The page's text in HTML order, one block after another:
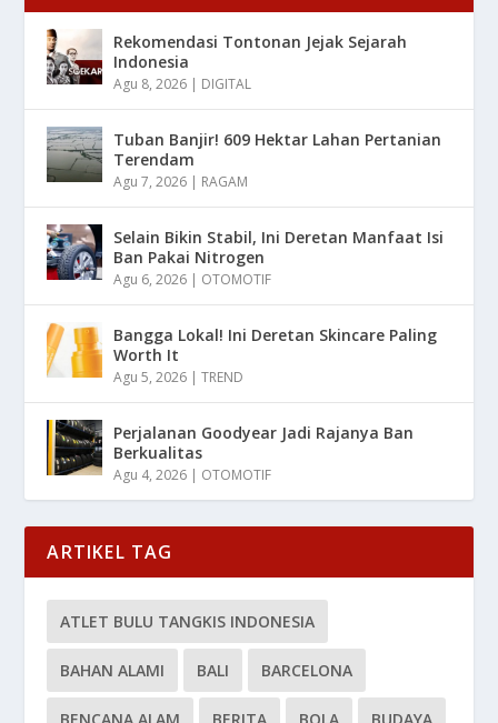
Rekomendasi Tontonan Jejak Sejarah
Indonesia
Agu 8, 2026 | DIGITAL
Tuban Banjir! 609 Hektar Lahan Pertanian
Terendam
Agu 7, 2026 | RAGAM
Selain Bikin Stabil, Ini Deretan Manfaat Isi
Ban Pakai Nitrogen
Agu 6, 2026 | OTOMOTIF
Bangga Lokal! Ini Deretan Skincare Paling
Worth It
Agu 5, 2026 |TREND
Perjalanan Goodyear Jadi Rajanya Ban
Berkualitas
Agu 4, 2026 | OTOMOTIF
ARTIKEL TAG
ATLET BULU TANGKIS INDONESIA
BAHAN ALAMI BALI BARCELONA